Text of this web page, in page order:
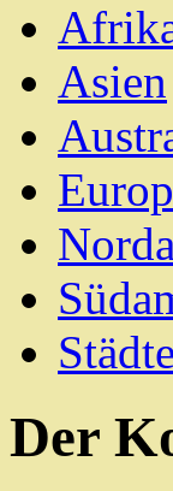
Asien
Städte
Der